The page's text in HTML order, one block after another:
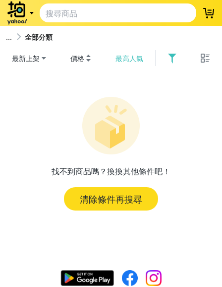
登
全部分類
最新上架 價格 最高人氣
找不到商品嗎？換換其他條件吧！
清除條件再搜尋